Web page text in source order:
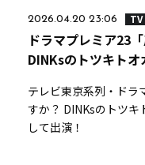
2026.04.20 23:06 TV
ドラマプレミア23
DINKsのトツキトオ
テレビ東京系列・ドラ
すか？ DINKsのトツキ
して出演！